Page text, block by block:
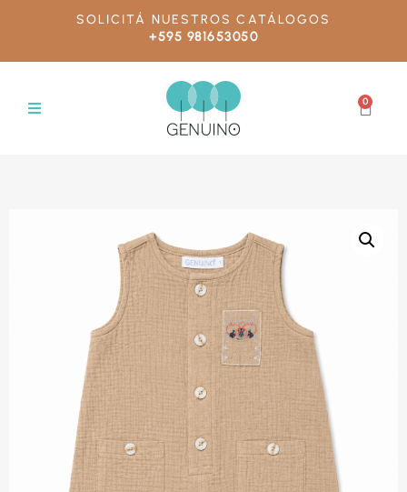
SOLICITÁ NUESTROS CATÁLOGOS
+595 981653050
0